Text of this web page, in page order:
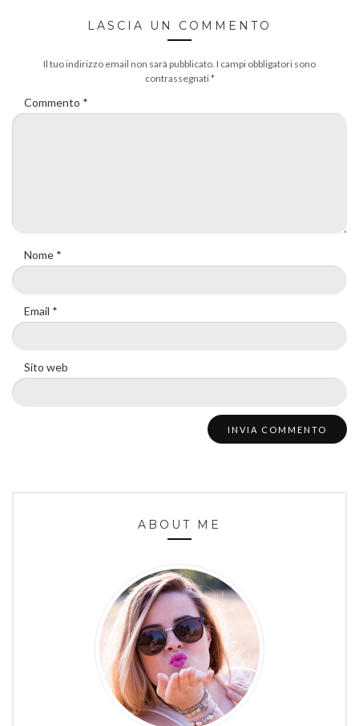
LASCIA UN COMMENTO
Il tuo indirizzo email non sarà pubblicato. I campi obbligatori sono
contrassegnati*
Commento *
Nome *
Email *
Sito web
ABOUT ME